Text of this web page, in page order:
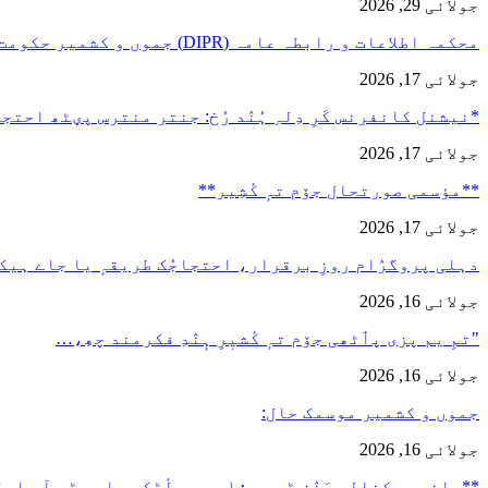
جولائی 29, 2026
محکمہ اطلاعات و رابطہ عامہ (DIPR) جموں و کشمیر حکومت طرفہ…
جولائی 17, 2026
*نیشنل کانفرنس کَرِ دِلہِ ہُنٛد رُخ: جنتر منترس پؠٹھ
جولائی 17, 2026
**مؤسمی صورتحال جۆم تہٕ کٔشِیر**
جولائی 17, 2026
دہلی پروگرٛام روزِ برقرار، احتجاجُک طریقہٕ یا جاے
جولائی 16, 2026
"تمِ یم پزی پٲٹھی جۆم تہٕ کٔشیٖرِ ہٕنٛدِ فکرمند چھِ،…
جولائی 16, 2026
جموں و کشمیر موسمک حال:
جولائی 16, 2026